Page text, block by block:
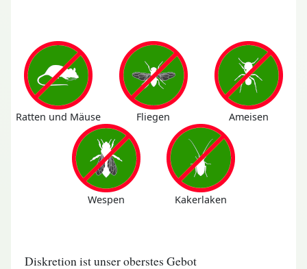
Ratten und Mäuse Fliegen Ameisen
Wespen Kakerlaken
Diskretion ist unser oberstes Gebot